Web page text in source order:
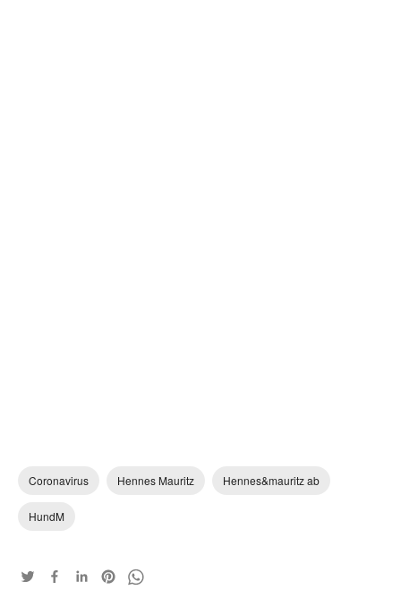
Coronavirus Hennes Mauritz Hennes&mauritz ab
HundM